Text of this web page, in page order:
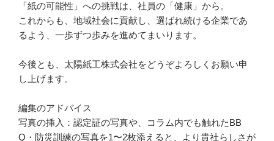
「紙の可能性」への挑戦は、社員の「健康」から。
これからも、地域社会に貢献し、選ばれ続ける企業であ
るよう、一歩ずつ歩みを進めてまいります。
今後とも、太陽紙工株式会社をどうぞよろしくお願い申
し上げます。
編集のアドバイス
写真の挿入：認定証の写真や、コラム内でも触れたBB
Q・防災訓練の写真を1〜2枚添えると、より貴社らしさが